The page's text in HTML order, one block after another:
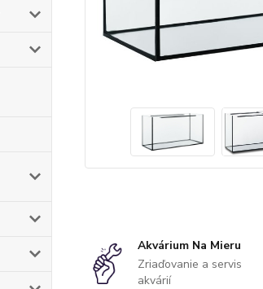
Akvárium Na Mieru
Zriaďovanie a servis
akvárií